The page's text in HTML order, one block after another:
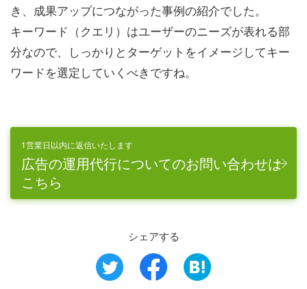
き、成果アップにつながった事例の紹介でした。
キーワード（クエリ）はユーザーのニーズが表れる部
分なので、しっかりとターゲットをイメージしてキー
ワードを選定していくべきですね。
1営業日以内に返信いたします
広告の運用代行についてのお問い合わせは
こちら
シェアする